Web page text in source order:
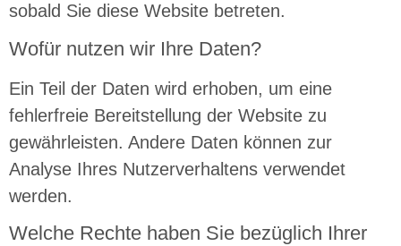
sobald Sie diese Website betreten.
Wofür nutzen wir Ihre Daten?
Ein Teil der Daten wird erhoben, um eine
fehlerfreie Bereitstellung der Website zu
gewährleisten. Andere Daten können zur
Analyse Ihres Nutzerverhaltens verwendet
werden.
Welche Rechte haben Sie bezüglich Ihrer